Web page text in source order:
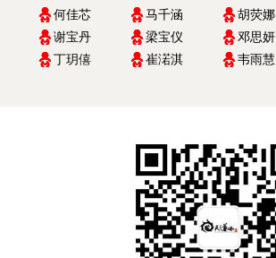
何佳芯 马千涵 胡荧娜
谢宝丹 梁宝仪 邓思妍
丁玥僖 崔渃淇 韦雨慧